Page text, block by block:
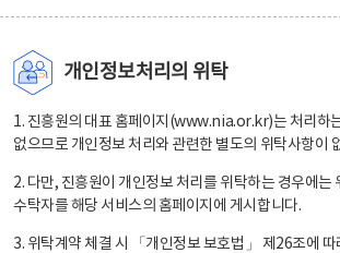
개인정보처리의 위탁
1. 진흥원의 대표 홈페이지(www.nia.or.kr)는 처리하
없으므로 개인정보 처리와 관련한 별도의 위탁사항이
2. 다만, 진흥원이 개인정보 처리를 위탁하는 경우에는
수탁자를 해당 서비스의 홈페이지에 게시합니다.
3. 위탁계약 체결 시 「개인정보 보호법」 제26조에 따